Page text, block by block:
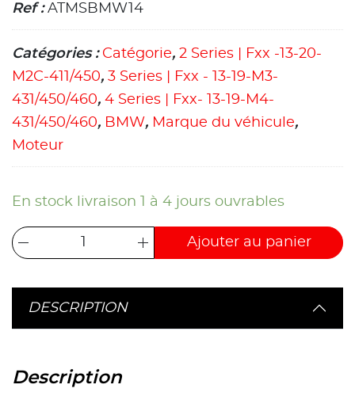
Ref :ATMSBMW14
Catégories : Catégorie, 2 Series | Fxx -13-20-
M2C-411/450, 3 Series | Fxx - 13-19-M3-
431/450/460, 4 Series | Fxx- 13-19-M4-
431/450/460, BMW, Marque du véhicule,
Moteur
En stock livraison 1 à 4 jours ouvrables
Ajouter au panier
DESCRIPTION
Description